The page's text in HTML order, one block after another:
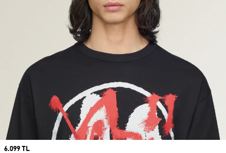
Price
6.099 TL